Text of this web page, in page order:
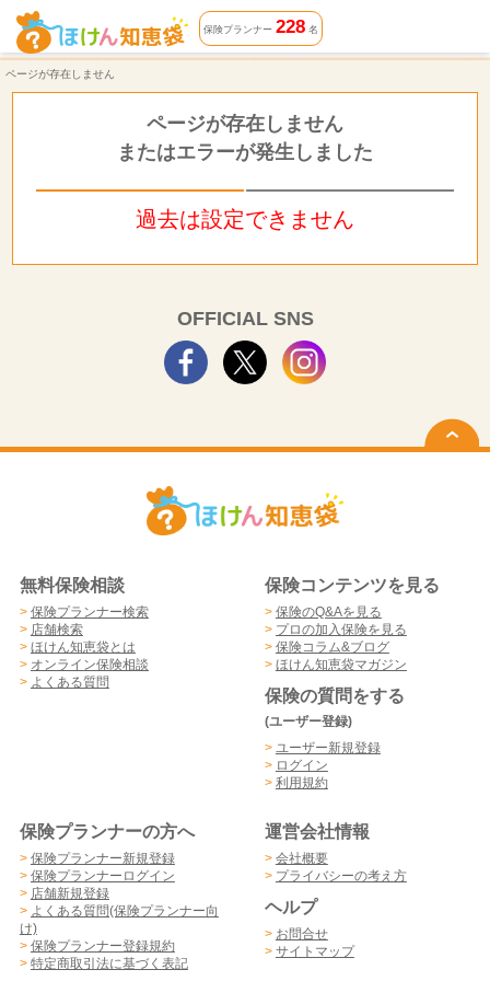
ページが存在しません | ほけん知恵袋
保険プランナー 228名
ページが存在しません
ページが存在しません
またはエラーが発生しました
過去は設定できません
OFFICIAL SNS
無料保険相談
> 保険プランナー検索
> 店舗検索
> ほけん知恵袋とは
> オンライン保険相談
> よくある質問
保険コンテンツを見る
> 保険のQ&Aを見る
> プロの加入保険を見る
> 保険コラム&ブログ
> ほけん知恵袋マガジン
保険の質問をする
(ユーザー登録)
> ユーザー新規登録
> ログイン
> 利用規約
保険プランナーの方へ
> 保険プランナー新規登録
> 保険プランナーログイン
> 店舗新規登録
> よくある質問(保険プランナー向
け)
> 保険プランナー登録規約
> 特定商取引法に基づく表記
運営会社情報
> 会社概要
> プライバシーの考え方
ヘルプ
> お問合せ
> サイトマップ